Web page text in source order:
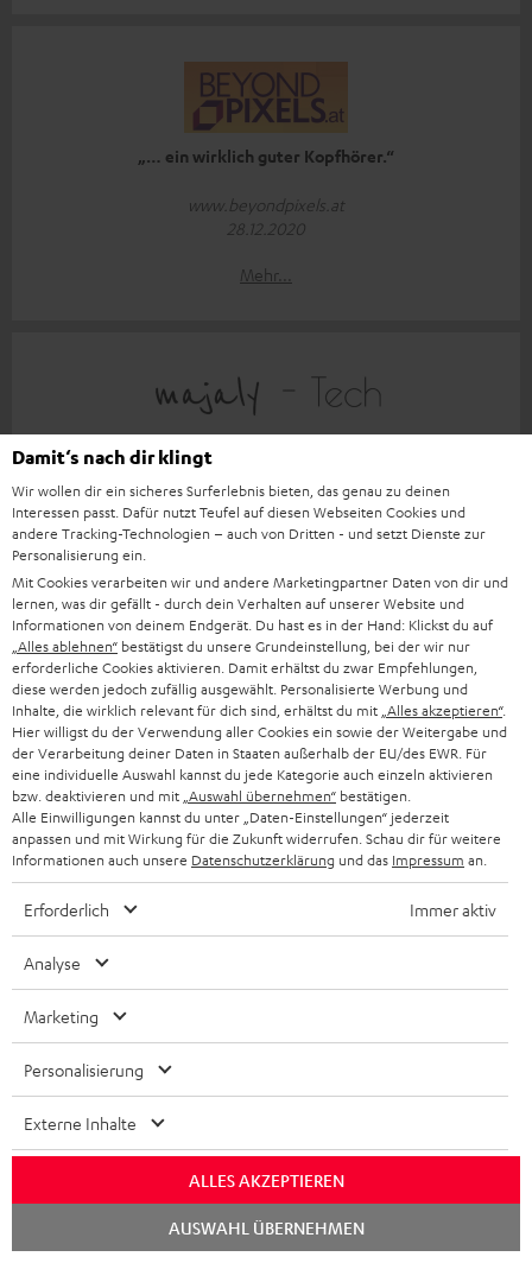
„… ein wirklich guter Kopfhörer.“
www.beyondpixels.at
28.12.2020
Mehr...
„Ich kann euch den Teufel Supreme On Ear Kopfhörer auf
jeden Fall empfehlen.“
www.majaly-tech.de
17.12.2020
Mehr...
„… alles Supreme.“
www.stereopoly.de
16.12.2020
Mehr...
„Die kleinen Kopfhörer liefern … einen Mords-Sound.“
15.12.2020
Mehr...
Damit‘s nach dir klingt
Wir wollen dir ein sicheres Surferlebnis bieten, das genau zu deinen
Interessen passt. Dafür nutzt Teufel auf diesen Webseiten Cookies und
andere Tracking-Technologien – auch von Dritten - und setzt Dienste zur
Personalisierung ein.
Mit Cookies verarbeiten wir und andere Marketingpartner Daten von dir und
lernen, was dir gefällt - durch dein Verhalten auf unserer Website und
Informationen von deinem Endgerät. Du hast es in der Hand: Klickst du auf
„Alles ablehnen“ bestätigst du unsere Grundeinstellung, bei der wir nur
erforderliche Cookies aktivieren. Damit erhältst du zwar Empfehlungen,
diese werden jedoch zufällig ausgewählt. Personalisierte Werbung und
Inhalte, die wirklich relevant für dich sind, erhältst du mit „Alles akzeptieren“.
Hier willigst du der Verwendung aller Cookies ein sowie der Weitergabe und
der Verarbeitung deiner Daten in Staaten außerhalb der EU/des EWR. Für
eine individuelle Auswahl kannst du jede Kategorie auch einzeln aktivieren
bzw. deaktivieren und mit „Auswahl übernehmen“ bestätigen.
Alle Einwilligungen kannst du unter „Daten-Einstellungen“ jederzeit
anpassen und mit Wirkung für die Zukunft widerrufen. Schau dir für weitere
Informationen auch unsere Datenschutzerklärung und das Impressum an.
Erforderlich Immer aktiv
Analyse
Marketing
Personalisierung
Externe Inhalte
ALLES AKZEPTIEREN
AUSWAHL ÜBERNEHMEN